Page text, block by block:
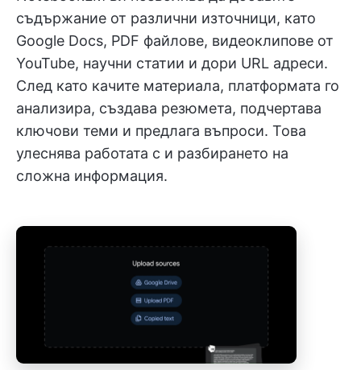
съдържание от различни източници, като
Google Docs, PDF файлове, видеоклипове от
YouTube, научни статии и дори URL адреси.
След като качите материала, платформата го
анализира, създава резюмета, подчертава
ключови теми и предлага въпроси. Това
улеснява работата с и разбирането на
сложна информация.